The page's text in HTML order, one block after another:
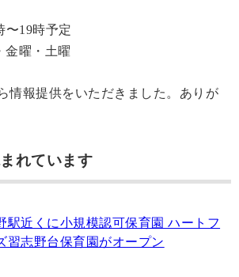
〜19時予定
金曜・土曜
情報提供をいただきました。ありが
れています
駅近くに小規模認可保育園 ハートフ
習志野台保育園がオープン